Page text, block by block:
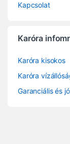
Kapcsolat
Karóra
Karóra kisokos
Karóra
Garanciális és